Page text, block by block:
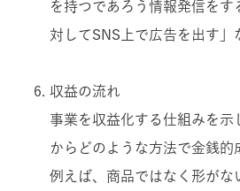
を持つであろう情報発信をす
対してSNS上で広告を出す」
収益の流れ
事業を収益化する仕組みを示
からどのような方法で金銭的
例えば、商品ではなく形がな